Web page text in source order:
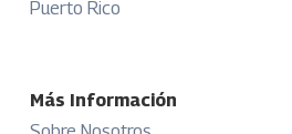
Puerto Rico
Más Información